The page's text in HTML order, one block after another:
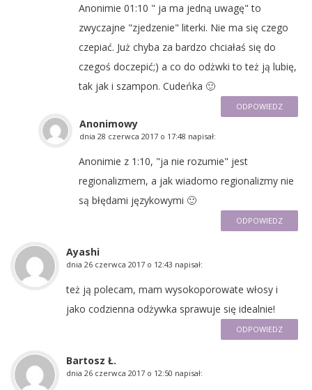
Anonimie 01:10 " ja ma jedną uwagę" to
zwyczajne "zjedzenie" literki. Nie ma się czego
czepiać. Już chyba za bardzo chciałaś się do
czegoś doczepić;) a co do odżwki to też ją lubię,
tak jak i szampon. Cudeńka 🙂
ODPOWIEDZ
Anonimowy
dnia 28 czerwca 2017 o 17:48 napisał:
Anonimie z 1:10, "ja nie rozumie" jest
regionalizmem, a jak wiadomo regionalizmy nie
są błędami językowymi 🙂
ODPOWIEDZ
Ayashi
dnia 26 czerwca 2017 o 12:43 napisał:
też ją polecam, mam wysokoporowate włosy i
jako codzienna odżywka sprawuje się idealnie!
ODPOWIEDZ
Bartosz Ł.
dnia 26 czerwca 2017 o 12:50 napisał: